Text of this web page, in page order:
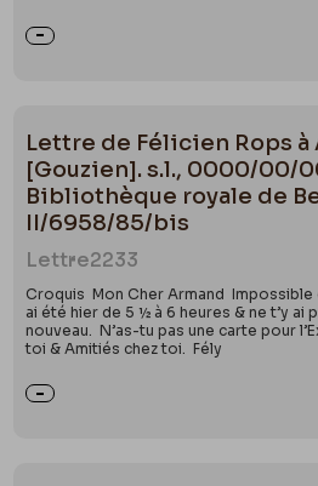
Lettre de Félicien Rops à
[Gouzien]. s.l., 0000/00/
Bibliothèque royale de
II/6958/85/bis
Lettre2233
Croquis Mon Cher Armand Impossible
ai été hier de 5 ½ à 6 heures & ne t’y ai
nouveau. N’as-tu pas une carte pour
toi & Amitiés chez toi. Fély